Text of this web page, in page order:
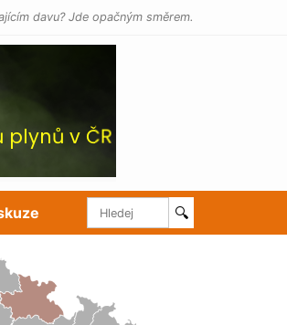
davu? Jde opačným směrem.
🔍